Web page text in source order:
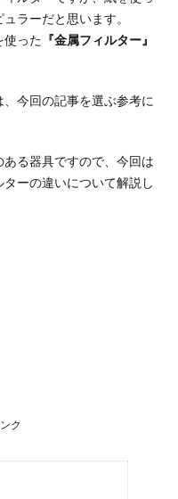
ラーだと思います。
使った 『金属フィルター』
今回の記事を選ぶ参考に
る器具ですので、今回は
ーの違いについて解説し
ク